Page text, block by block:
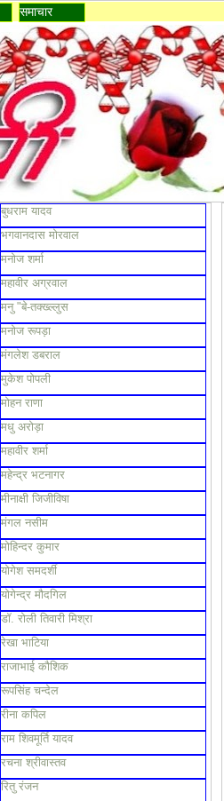
समाचार
बुधराम यादव
भगवानदास मोरवाल
मनोज शर्मा
महावीर अग्रवाल
मनु "बे-तक्ख्ल्लुस
मनोज रूपड़ा
मंगलेश डबराल
मुकेश पोपली
मोहन राणा
मधु अरोड़ा
महावीर शर्मा
महेन्द्र भटनागर
मीनाक्षी जिजीविषा
मंगल नसीम
मोहिन्दर कुमार
योगेश समदर्शी
योगेन्द्र मौदगिल
डॉ. रोली तिवारी मिश्रा
रेखा भाटिया
राजाभाई कौशिक
रूपसिंह चन्देल
रीना कपिल
राम शिवमूर्ति यादव
रचना श्रीवास्तव
रितु रंजन